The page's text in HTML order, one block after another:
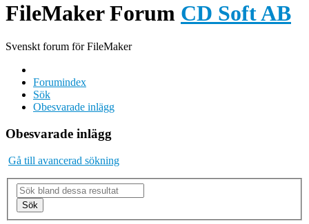
FileMaker Forum CD Soft AB
Svenskt forum för FileMaker
Forumindex
Sök
Obesvarade inlägg
Obesvarade inlägg
Gå till avancerad sökning
Sök